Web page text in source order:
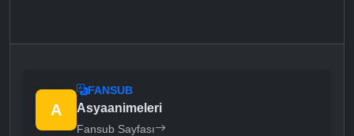
A
FANSUB
Asyaanimeleri
Fansub Sayfası